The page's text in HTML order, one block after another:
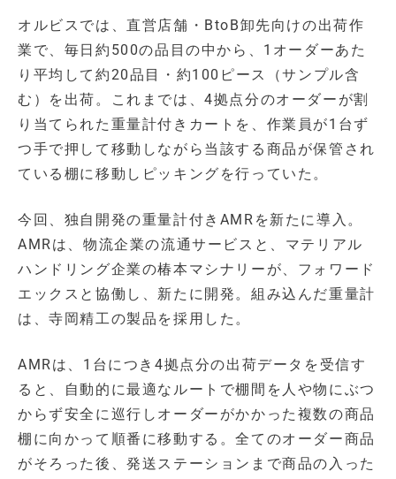
オルビスでは、直営店舗・BtoB卸先向けの出荷作
業で、毎日約500の品目の中から、1オーダーあた
り平均して約20品目・約100ピース（サンプル含
む）を出荷。これまでは、4拠点分のオーダーが割
り当てられた重量計付きカートを、作業員が1台ず
つ手で押して移動しながら当該する商品が保管され
ている棚に移動しピッキングを行っていた。
今回、独自開発の重量計付きAMRを新たに導入。
AMRは、物流企業の流通サービスと、マテリアル
ハンドリング企業の椿本マシナリーが、フォワード
エックスと協働し、新たに開発。組み込んだ重量計
は、寺岡精工の製品を採用した。
AMRは、1台につき4拠点分の出荷データを受信す
ると、自動的に最適なルートで棚間を人や物にぶつ
からず安全に巡行しオーダーがかかった複数の商品
棚に向かって順番に移動する。全てのオーダー商品
がそろった後、発送ステーションまで商品の入った